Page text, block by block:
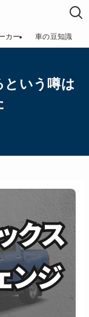
カー 車の豆知識
という噂は